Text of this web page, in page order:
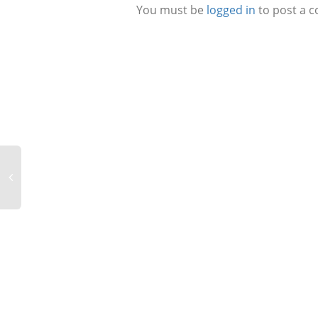
You must be logged in to post a